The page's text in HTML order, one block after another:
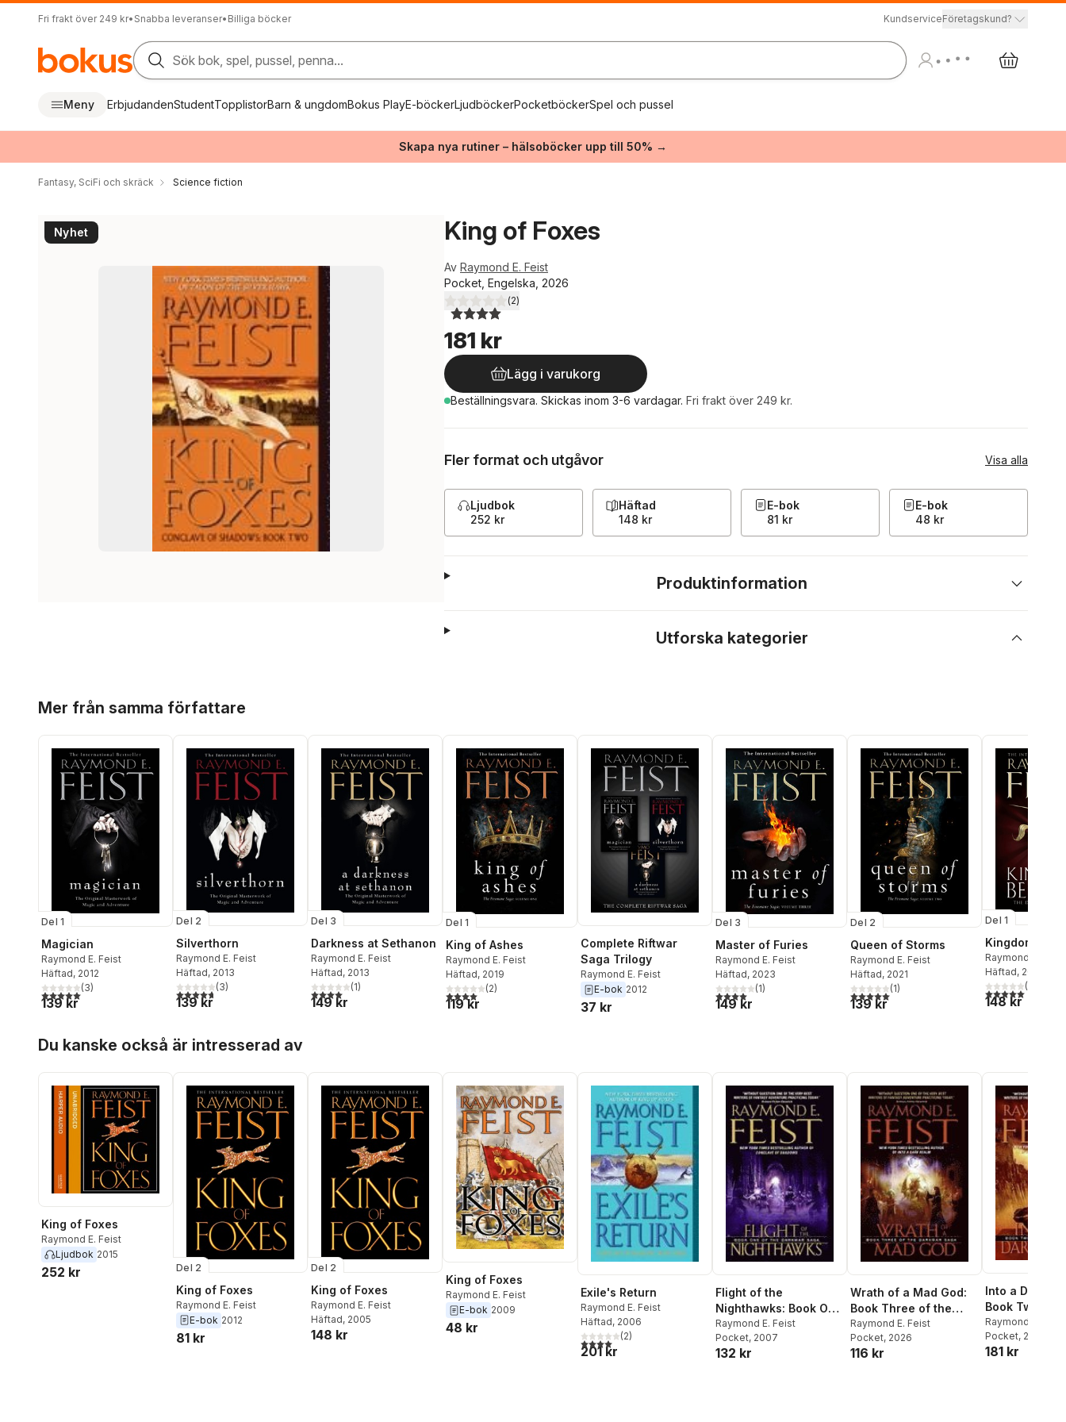
Fri frakt över 249 kr• Snabba leveranser• Billiga böcker KundserviceFöretagskund?
Sök bok, spel, pussel, penna...
Meny ErbjudandenStudentTopplistorBarn & ungdomBokus PlayE-böckerLjudböckerPocketböckerSpel och pussel
Skapa nya rutiner – hälsoböcker upp till 50% →
Fantasy, SciFi och skräck Science fiction
Nyhet King of Foxes
Av Raymond E. Feist
Pocket, Engelska, 2026
4,0utav 5 stjärnor. Totalt antal röster:
(2)
181 kr
Lägg i varukorg
Beställningsvara. Skickas inom 3-6 vardagar. Fri frakt över 249 kr.
Fler format och utgåvor Visa alla
Ljudbok
252 kr
Häftad
148 kr
E-bok
81 kr
E-bok
48 kr
Produktinformation
Utforska kategorier
Mer från samma författare
Del 1
Magician
Raymond E. Feist
Häftad, 2012
5,0utav 5 stjärnor. Totalt antal röster:
(3)
139 kr
Del 2
Silverthorn
Raymond E. Feist
Häftad, 2013
4,7utav 5 stjärnor. Totalt antal röster:
(3)
139 kr
Del 3
Darkness at Sethanon
Raymond E. Feist
Häftad, 2013
4,0utav 5 stjärnor. Totalt antal röster:
(1)
149 kr
Del 1
King of Ashes
Raymond E. Feist
Häftad, 2019
4,0utav 5 stjärnor. Totalt antal röster:
(2)
119 kr
Complete Riftwar
Saga Trilogy
Raymond E. Feist
E-bok 2012
37 kr
Del 3
Master of Furies
Raymond E. Feist
Häftad, 2023
4,0utav 5 stjärnor. Totalt antal röster:
(1)
149 kr
Del 2
Queen of Storms
Raymond E. Feist
Häftad, 2021
5,0utav 5 stjärnor. Totalt antal röster:
(1)
139 kr
Del 1
Kingdom
Raymond E. Feist
Häftad, 2012
5,0utav 5(
148 kr
Du kanske också är intresserad av
King of Foxes
Raymond E. Feist
Ljudbok 2015
252 kr Del 2
King of Foxes
Raymond E. Feist
E-bok 2012
81 kr
Del 2
King of Foxes
Raymond E. Feist
Häftad, 2005
148 kr
King of Foxes
Raymond E. Feist
E-bok 2009
48 kr
Exile's Return
Raymond E. Feist
Häftad, 2006
4,0utav 5 stjärnor. Totalt antal röster:
(2)
201 kr
Flight of the
Nighthawks: Book One
of the Darkwar Saga
Raymond E. Feist
Pocket, 2007
132 kr
Wrath of a Mad God:
Book Three of the
Darkwar Saga
Raymond E. Feist
Pocket, 2026
116 kr
Into a Dark
Book Two of
Darkwar Saga
Raymond E. Feist
Pocket, 2008
181 kr